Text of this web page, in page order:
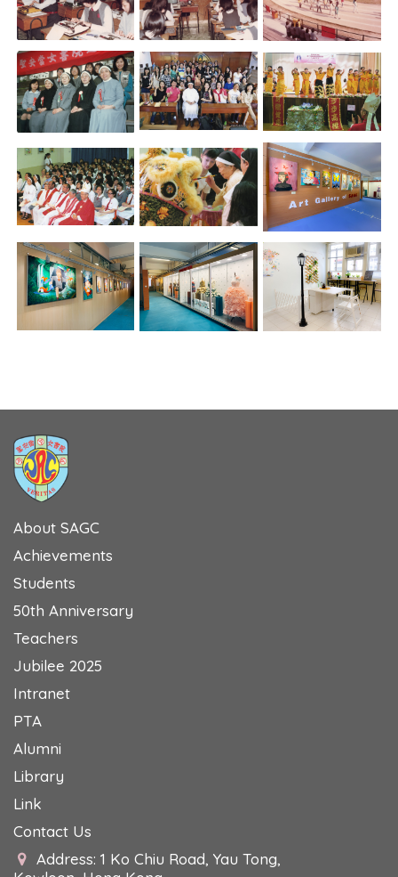
About SAGC
Achievements
Students
50th Anniversary
Teachers
Jubilee 2025
Intranet
PTA
Alumni
Library
Link
Contact Us
Address: 1 Ko Chiu Road, Yau Tong,